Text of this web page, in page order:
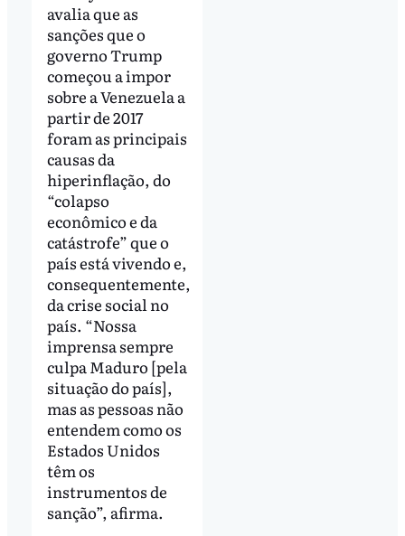
avalia que as
sanções que o
governo Trump
começou a impor
sobre a Venezuela a
partir de 2017
foram as principais
causas da
hiperinflação, do
“colapso
econômico e da
catástrofe” que o
país está vivendo e,
consequentemente,
da crise social no
país. “Nossa
imprensa sempre
culpa Maduro [pela
situação do país],
mas as pessoas não
entendem como os
Estados Unidos
têm os
instrumentos de
sanção”, afirma.